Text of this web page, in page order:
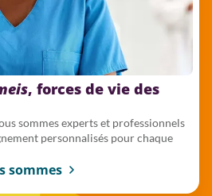
, forces de vie des
sommes experts et professionnels
personnalisés pour chaque
sommes